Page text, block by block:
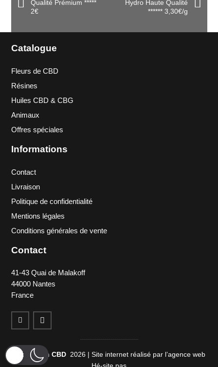
OPTIONS
OPTIONS
PEUVENT
Qualité Prémium *****
2€
Hydro Haute Qualité
****** 3,30€/g
Catalogue
Fleurs de CBD
Résines
Huiles CBD & CBG
Animaux
Offres spéciales
Informations
Contact
Livraison
Politique de confidentialité
Mentions légales
Conditions générales de vente
Contact
41-43 Quai de Malakoff
44000 Nantes
France
Makayah CBD 2026 | Site internet réalisé par l’agence web